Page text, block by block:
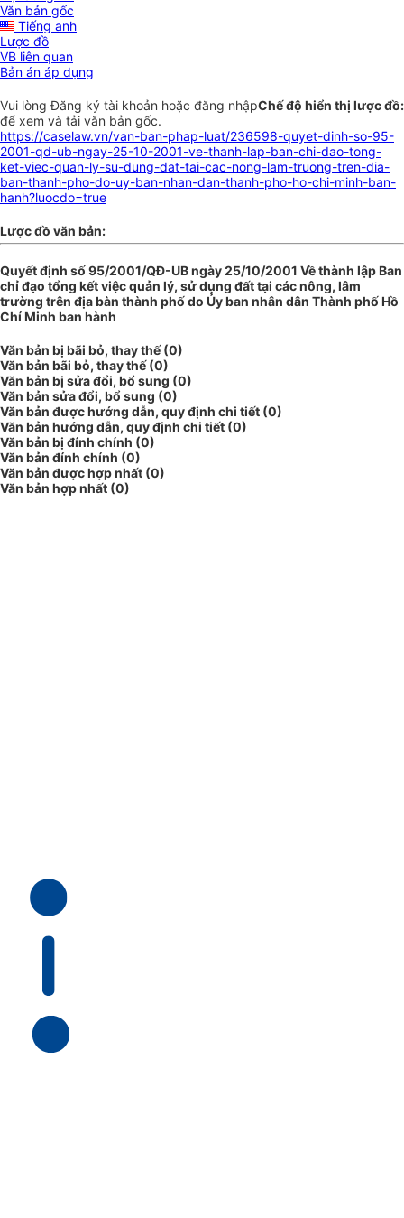
Văn bản gốc
Tiếng anh
Lược đồ
VB liên quan
Bản án áp dụng
Chế độ hiển thị lược đồ:
Vui lòngĐăng ký tài khoản hoặc đăng nhập
để xem và tải văn bản gốc.
https://caselaw.vn/van-ban-phap-luat/236598-quyet-dinh-so-95-
2001-qd-ub-ngay-25-10-2001-ve-thanh-lap-ban-chi-dao-tong-
ket-viec-quan-ly-su-dung-dat-tai-cac-nong-lam-truong-tren-dia-
ban-thanh-pho-do-uy-ban-nhan-dan-thanh-pho-ho-chi-minh-ban-
hanh?luocdo=true
Lược đồ văn bản:
Quyết định số 95/2001/QĐ-UB ngày 25/10/2001 Về thành lập Ban
chỉ đạo tổng kết việc quản lý, sử dụng đất tại các nông, lâm
trường trên địa bàn thành phố do Ủy ban nhân dân Thành phố Hồ
Chí Minh ban hành
Văn bản bị bãi bỏ, thay thế (0)
Văn bản bãi bỏ, thay thế (0)
Văn bản bị sửa đổi, bổ sung (0)
Văn bản sửa đổi, bổ sung (0)
Văn bản được hướng dẫn, quy định chi tiết (0)
Văn bản hướng dẫn, quy định chi tiết (0)
Văn bản bị đính chính (0)
Văn bản đính chính (0)
Văn bản được hợp nhất (0)
Văn bản hợp nhất (0)